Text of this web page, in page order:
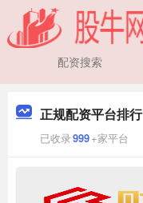
正规配资平台排行
已收录999+家平台